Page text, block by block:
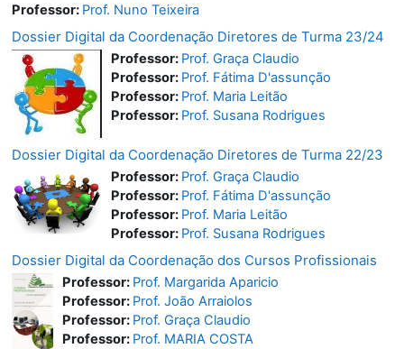
Professor: Prof. Nuno Teixeira
Dossier Digital da Coordenação Diretores de Turma 23/24
Professor: Prof. Graça Claudio
Professor: Prof. Fátima D'assunção
Professor: Prof. Maria Leitão
Professor: Prof. Susana Rodrigues
Dossier Digital da Coordenação Diretores de Turma 22/23
Professor: Prof. Graça Claudio
Professor: Prof. Fátima D'assunção
Professor: Prof. Maria Leitão
Professor: Prof. Susana Rodrigues
Dossier Digital da Coordenação dos Cursos Profissionais
Professor: Prof. Margarida Aparicio
Professor: Prof. João Arraiolos
Professor: Prof. Graça Claudio
Professor: Prof. MARIA COSTA